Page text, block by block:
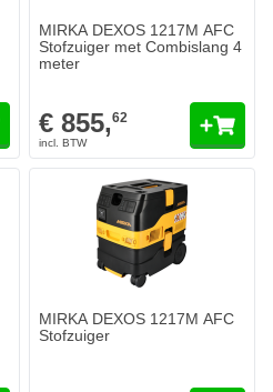
MIRKA DEXOS 1217M AFC
Stofzuiger met Combislang 4
meter
€ 855,62
MIRKA DEXOS 1217M AFC
Stofzuiger